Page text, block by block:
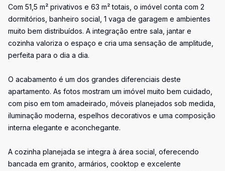
Com 51,5 m² privativos e 63 m² totais, o imóvel conta com 2
dormitórios, banheiro social, 1 vaga de garagem e ambientes
muito bem distribuídos. A integração entre sala, jantar e
cozinha valoriza o espaço e cria uma sensação de amplitude,
perfeita para o dia a dia.
O acabamento é um dos grandes diferenciais deste
apartamento. As fotos mostram um imóvel muito bem cuidado,
com piso em tom amadeirado, móveis planejados sob medida,
iluminação moderna, espelhos decorativos e uma composição
interna elegante e aconchegante.
A cozinha planejada se integra à área social, oferecendo
bancada em granito, armários, cooktop e excelente